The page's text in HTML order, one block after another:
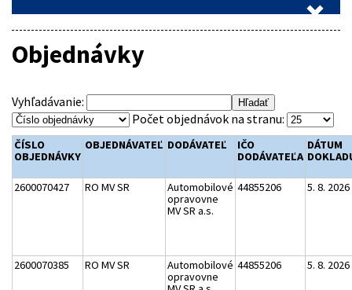
Objednávky
Vyhľadávanie:
Počet objednávok na stranu:
ČÍSLO
OBJEDNÁVKY
OBJEDNÁVATEĽ DODÁVATEĽ
IČO
DODÁVATEĽA
DÁTUM
2600070427 RO MV SR
Automobilové
opravovne
MV SR a.s.
44855206 5. 8. 2026
2600070385 RO MV SR
Automobilové
opravovne
44855206 5. 8. 2026